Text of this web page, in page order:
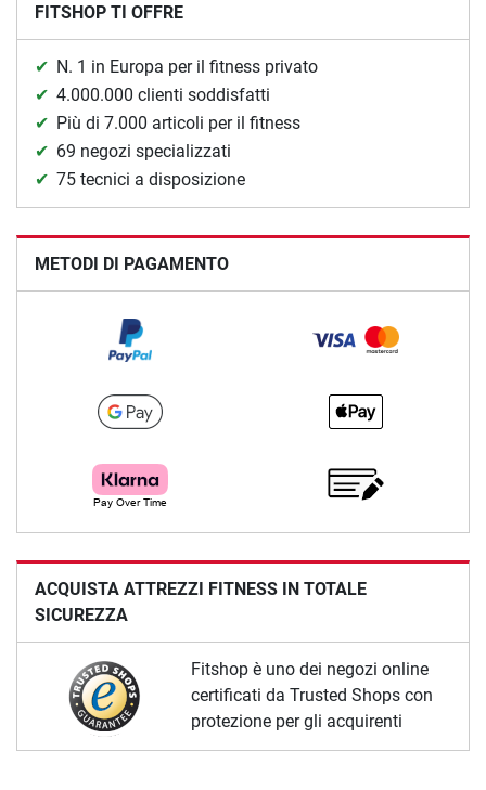
FITSHOP TI OFFRE
N. 1 in Europa per il fitness privato
4.000.000 clienti soddisfatti
Più di 7.000 articoli per il fitness
69 negozi specializzati
75 tecnici a disposizione
METODI DI PAGAMENTO
ACQUISTA ATTREZZI FITNESS IN TOTALE
SICUREZZA
Fitshop è uno dei negozi online
certificati da Trusted Shops con
protezione per gli acquirenti